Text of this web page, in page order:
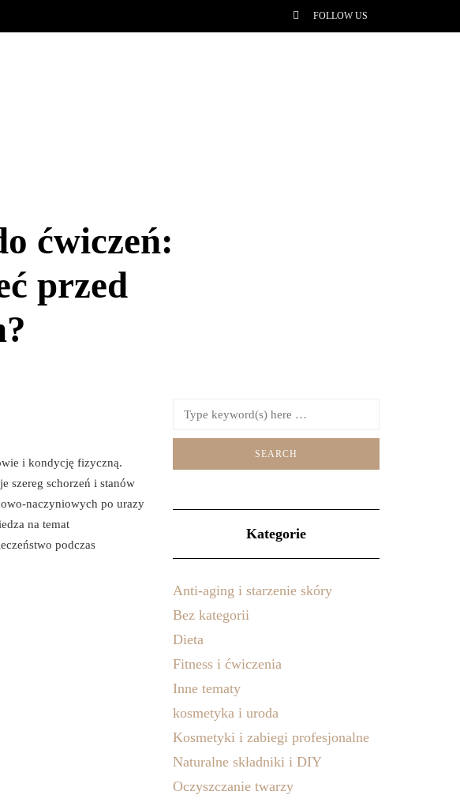
FOLLOW US
ćwiczeń:
przed
i kondycję fizyczną.
szereg schorzeń i stanów
naczyniowych po urazy
na temat
podczas
Kategorie
Anti-aging i starzenie skóry
Bez kategorii
Dieta
Fitness i ćwiczenia
Inne tematy
kosmetyka i uroda
Kosmetyki i zabiegi profesjonalne
Naturalne składniki i DIY
Oczyszczanie twarzy